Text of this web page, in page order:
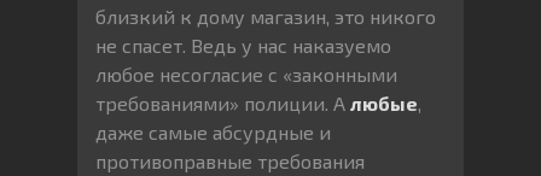
близкий к дому магазин, это никого
не спасет. Ведь у нас наказуемо
любое несогласие с «законными
требованиями» полиции. А любые,
даже самые абсурдные и
противоправные требования